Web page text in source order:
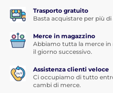
La combinazione dicornice
posteriore PC rigido
ti
protezione e lunga durata
assorbe perfettamente gli
protegge il telefono da
e sottile.
Perché scegliere la
Trasporto gratuito
Basta acquistare per più
Merce in magazzino
Abbiamo tutta la merce in
il giorno successivo.
Assistenza clienti veloce
Ci occupiamo di tutto
cambi di merce.